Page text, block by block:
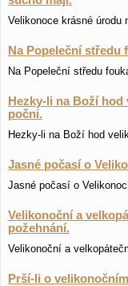
Velikonoce krásné
Na Popeleční
Na Popeleční středu
Hezky-li na Boží
počni.
Hezky-li na Boží hod
Jasné počasí o
Jasné počasí o
Velikonoční a
požehnání.
Velikonoční a
Prší-li o